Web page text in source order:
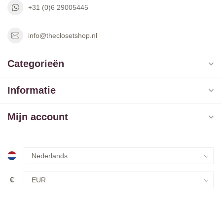
+31 (0)6 29005445
info@theclosetshop.nl
Categorieën
Informatie
Mijn account
€